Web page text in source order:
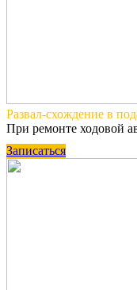
Развал-схождение в
При ремонте ходовой
Записаться